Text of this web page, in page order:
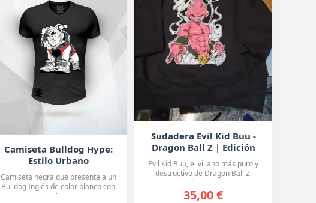
Camiseta Bulldog Hype:
Estilo Urbano
Camiseta negra que presenta a un
Bulldog Inglés de color blanco con
manchas o...
Sudadera Evil Kid Buu -
Dragon Ball Z | Edición
Oscura
Evil Kid Buu, el villano más puro y
destructivo de Dragon Ball Z,
protagoniza...
35,00 €